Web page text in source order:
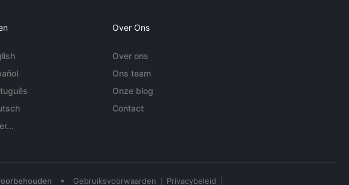
Over Ons
Over ons
Ons team
Onze blog
Contact
• Gebruiksvoorwaarden Privacybeleid